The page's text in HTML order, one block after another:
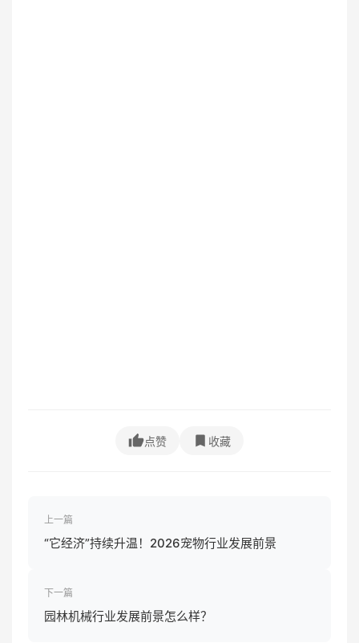
点赞 收藏
上一篇
“它经济”持续升温！2026宠物行业发展前景
下一篇
园林机械行业发展前景怎么样？